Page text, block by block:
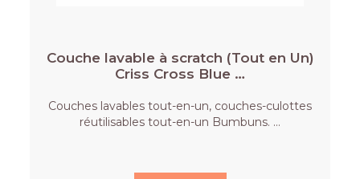
Couche lavable à scratch (Tout en Un)
Criss Cross Blue …
Couches lavables tout-en-un, couches-culottes
réutilisables tout-en-un Bumbuns. …